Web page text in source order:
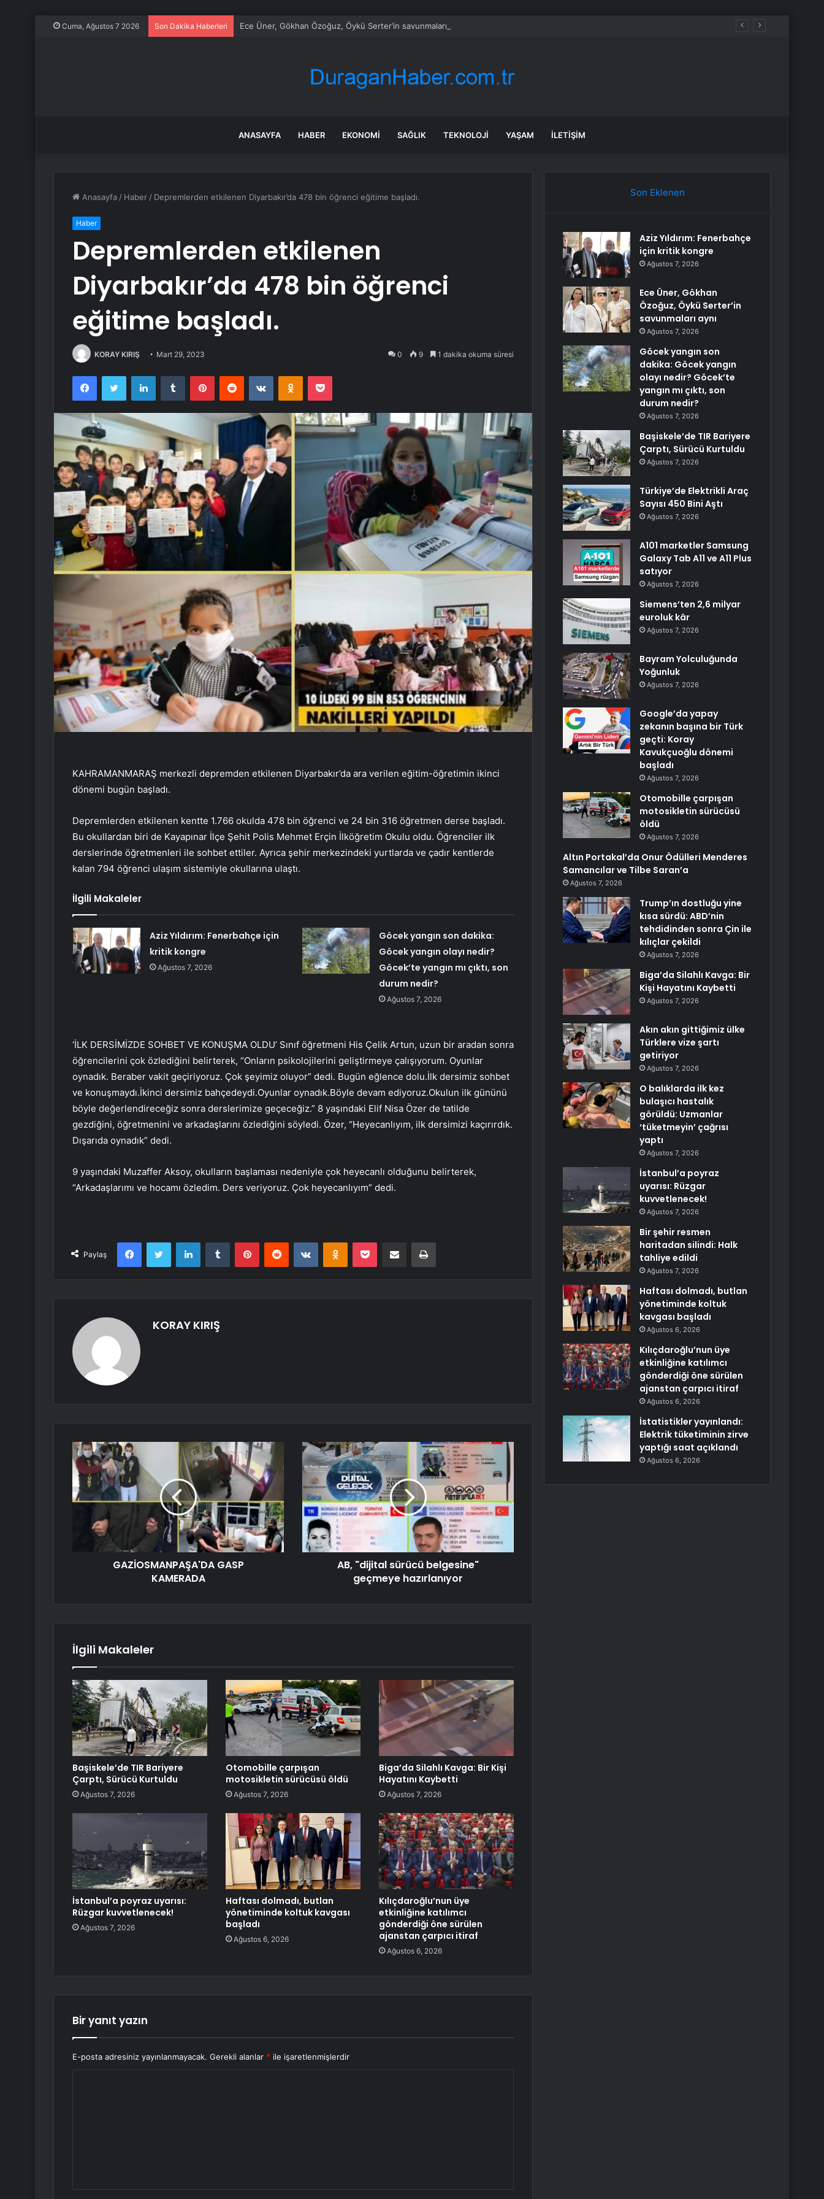
Cuma, Ağustos 7 2026 Son Dakika Haberleri Ece Üner, Gökhan Özoğuz, Öykü Serter’in savunmaları aynı
ANASAYFA HABER EKONOMI SAĞLIK TEKNOLOJI YAŞAM İLETIŞIM
Anasayfa / Haber / Depremlerden etkilenen Diyarbakır’da 478 bin öğrenci eğitime başladı.
Haber
Depremlerden etkilenen
Diyarbakır’da 478 bin öğrenci
eğitime başladı.
KORAY KIRIŞ Mart 29, 2023 0 9 1 dakika okuma süresi
FacebookTwitter LinkedInTumblr PinterestReddit VKontakteOdnoklassniki
Pocket
KAHRAMANMARAŞ merkezli depremden etkilenen Diyarbakır’da ara verilen eğitim-öğretimin ikinci
dönemi bugün başladı.
Depremlerden etkilenen kentte 1.766 okulda 478 bin öğrenci ve 24 bin 316 öğretmen derse başladı.
Bu okullardan biri de Kayapınar İlçe Şehit Polis Mehmet Erçin İlköğretim Okulu oldu. Öğrenciler ilk
derslerinde öğretmenleri ile sohbet ettiler. Ayrıca şehir merkezindeki yurtlarda ve çadır kentlerde
kalan 794 öğrenci ulaşım sistemiyle okullarına ulaştı.
İlgili Makaleler
Aziz Yıldırım: Fenerbahçe için
kritik kongre
Ağustos 7, 2026
Göcek yangın son dakika:
Göcek yangın olayı nedir?
Göcek’te yangın mı çıktı, son
durum nedir?
Ağustos 7, 2026
‘İLK DERSİMİZDE SOHBET VE KONUŞMA OLDU’ Sınıf öğretmeni His Çelik Artun, uzun bir aradan sonra
öğrencilerini çok özlediğini belirterek, “Onların psikolojilerini geliştirmeye çalışıyorum. Oyunlar
oynadık. Beraber vakit geçiriyoruz. Çok şeyimiz oluyor” dedi. Bugün eğlence dolu.İlk dersimiz sohbet
ve konuşmaydı.İkinci dersimiz bahçedeydi.Oyunlar oynadık.Böyle devam ediyoruz.Okulun ilk gününü
böyle değerlendireceğiz sonra derslerimize geçeceğiz.” 8 yaşındaki Elif Nisa Özer de tatilde
gezdiğini, öğretmenini ve arkadaşlarını özlediğini söyledi. Özer, “Heyecanlıyım, ilk dersimizi kaçırırdık.
Dışarıda oynadık” dedi.
9 yaşındaki Muzaffer Aksoy, okulların başlaması nedeniyle çok heyecanlı olduğunu belirterek,
“Arkadaşlarımı ve hocamı özledim. Ders veriyoruz. Çok heyecanlıyım” dedi.
Paylaş
FacebookTwitter LinkedInTumblr PinterestReddit VKontakteOdnoklassniki
Pocket E-Posta ile paylaş Yazdır
KORAY KIRIŞ
GAZİOSMANPAŞA'DA GASP
KAMERADA
AB, "dijital sürücü belgesine"
geçmeye hazırlanıyor
İlgili Makaleler
Başiskele’de TIR Bariyere
Çarptı, Sürücü Kurtuldu
Ağustos 7, 2026
Otomobille çarpışan
motosikletin sürücüsü öldü
Ağustos 7, 2026
Biga’da Silahlı Kavga: Bir Kişi
Hayatını Kaybetti
Ağustos 7, 2026
İstanbul’a poyraz uyarısı:
Rüzgar kuvvetlenecek!
Ağustos 7, 2026
Haftası dolmadı, butlan
yönetiminde koltuk kavgası
başladı
Ağustos 6, 2026
Kılıçdaroğlu’nun üye
etkinliğine katılımcı
gönderdiği öne sürülen
ajanstan çarpıcı itiraf
Ağustos 6, 2026
Bir yanıt yazın
E-posta adresiniz yayınlanmayacak. Gerekli alanlar * ile işaretlenmişlerdir
Son Eklenen
Aziz Yıldırım: Fenerbahçe
için kritik kongre
Ağustos 7, 2026
Ece Üner, Gökhan
Özoğuz, Öykü Serter’in
savunmaları aynı
Ağustos 7, 2026
Göcek yangın son
dakika: Göcek yangın
olayı nedir? Göcek’te
yangın mı çıktı, son
durum nedir?
Ağustos 7, 2026
Başiskele’de TIR Bariyere
Çarptı, Sürücü Kurtuldu
Ağustos 7, 2026
Türkiye’de Elektrikli Araç
Sayısı 450 Bini Aştı
Ağustos 7, 2026
A101 marketler Samsung
Galaxy Tab A11 ve A11 Plus
satıyor
Ağustos 7, 2026
Siemens’ten 2,6 milyar
euroluk kâr
Ağustos 7, 2026
Bayram Yolculuğunda
Yoğunluk
Ağustos 7, 2026
Google’da yapay
zekanın başına bir Türk
geçti: Koray
Kavukçuoğlu dönemi
başladı
Ağustos 7, 2026
Otomobille çarpışan
motosikletin sürücüsü
öldü
Ağustos 7, 2026
Altın Portakal’da Onur Ödülleri Menderes
Samancılar ve Tilbe Saran’a
Ağustos 7, 2026
Trump’ın dostluğu yine
kısa sürdü: ABD’nin
tehdidinden sonra Çin ile
kılıçlar çekildi
Ağustos 7, 2026
Biga’da Silahlı Kavga: Bir
Kişi Hayatını Kaybetti
Ağustos 7, 2026
Akın akın gittiğimiz ülke
Türklere vize şartı
getiriyor
Ağustos 7, 2026
O balıklarda ilk kez
bulaşıcı hastalık
görüldü: Uzmanlar
‘tüketmeyin’ çağrısı
yaptı
Ağustos 7, 2026
İstanbul’a poyraz
uyarısı: Rüzgar
kuvvetlenecek!
Ağustos 7, 2026
Bir şehir resmen
haritadan silindi: Halk
tahliye edildi
Ağustos 7, 2026
Haftası dolmadı, butlan
yönetiminde koltuk
kavgası başladı
Ağustos 6, 2026
Kılıçdaroğlu’nun üye
etkinliğine katılımcı
gönderdiği öne sürülen
ajanstan çarpıcı itiraf
Ağustos 6, 2026
İstatistikler yayınlandı:
Elektrik tüketiminin zirve
yaptığı saat açıklandı
Ağustos 6, 2026